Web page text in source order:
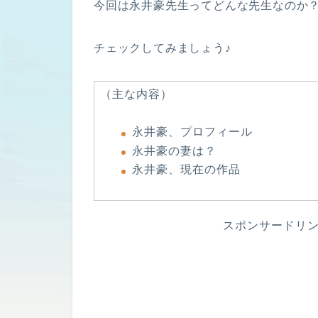
今回は永井豪先生ってどんな先生なのか
チェックしてみましょう♪
（主な内容）
永井豪、プロフィール
永井豪の妻は？
永井豪、現在の作品
スポンサードリ